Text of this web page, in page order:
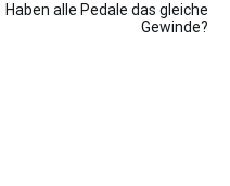
Haben alle Pedale das gleiche
Gewinde?